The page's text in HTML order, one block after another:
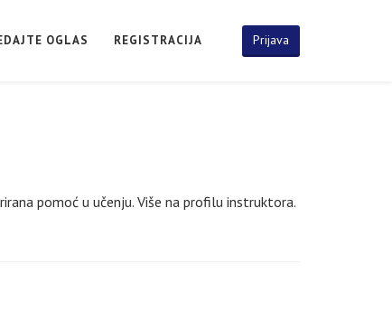
Prijava
OGLAS REGISTRACIJA
pomoć u učenju. Više na profilu instruktora.